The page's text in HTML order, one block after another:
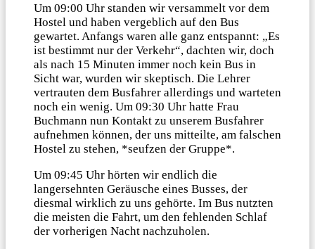
Um 09:00 Uhr standen wir versammelt vor dem
Hostel und haben vergeblich auf den Bus
gewartet. Anfangs waren alle ganz entspannt: „Es
ist bestimmt nur der Verkehr“, dachten wir, doch
als nach 15 Minuten immer noch kein Bus in
Sicht war, wurden wir skeptisch. Die Lehrer
vertrauten dem Busfahrer allerdings und warteten
noch ein wenig. Um 09:30 Uhr hatte Frau
Buchmann nun Kontakt zu unserem Busfahrer
aufnehmen können, der uns mitteilte, am falschen
Hostel zu stehen, *seufzen der Gruppe*.
Um 09:45 Uhr hörten wir endlich die
langersehnten Geräusche eines Busses, der
diesmal wirklich zu uns gehörte. Im Bus nutzten
die meisten die Fahrt, um den fehlenden Schlaf
der vorherigen Nacht nachzuholen.